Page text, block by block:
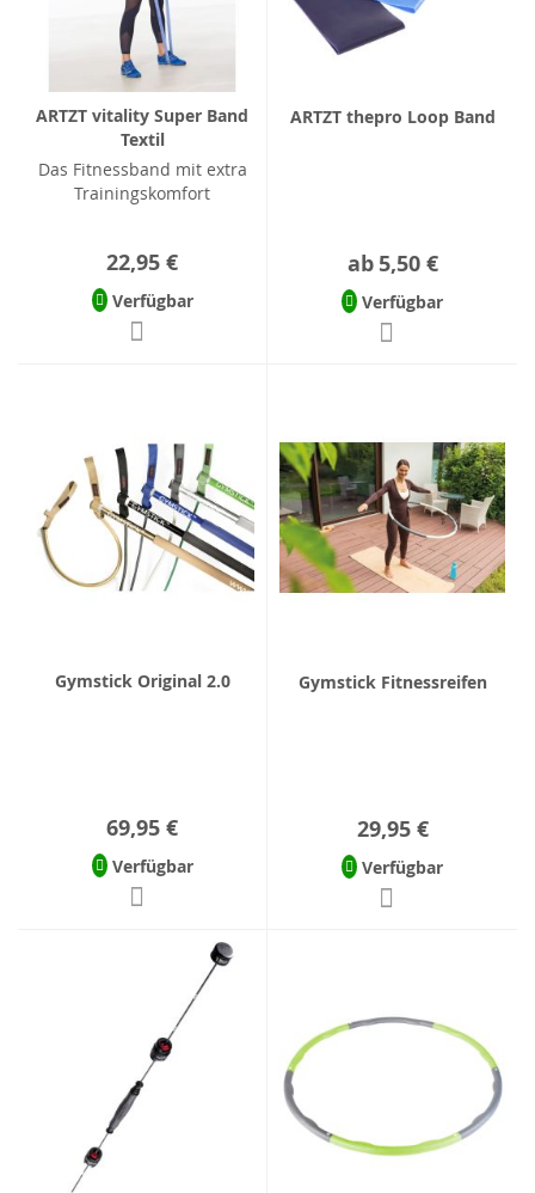
ARTZT vitality Super Band
Textil
Das Fitnessband mit extra
Trainingskomfort
22,95 €
Verfügbar
ARTZT thepro Loop Band
ab 5,50 €
Verfügbar
Gymstick Original 2.0
69,95 €
Verfügbar
Gymstick Fitnessreifen
29,95 €
Verfügbar